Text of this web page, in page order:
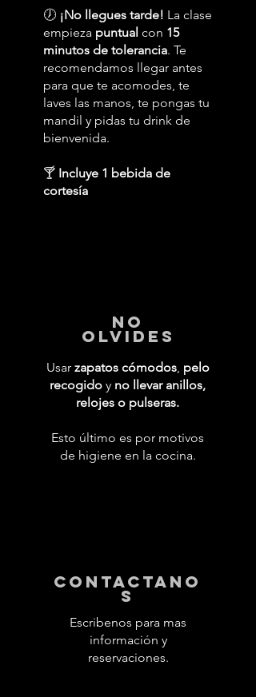
🕖 ¡No llegues tarde! La clase
empieza puntual con 15
minutos de tolerancia. Te
recomendamos llegar antes
para que te acomodes, te
laves las manos, te pongas tu
mandil y pidas tu drink de
bienvenida.
🍸 Incluye 1 bebida de
cortesía
No
Olvides
Usar zapatos cómodos, pelo
recogido y no llevar anillos,
relojes o pulseras.
Esto último es por motivos
de higiene en la cocina.
contactano
s
Escribenos para mas
información y
reservaciones.